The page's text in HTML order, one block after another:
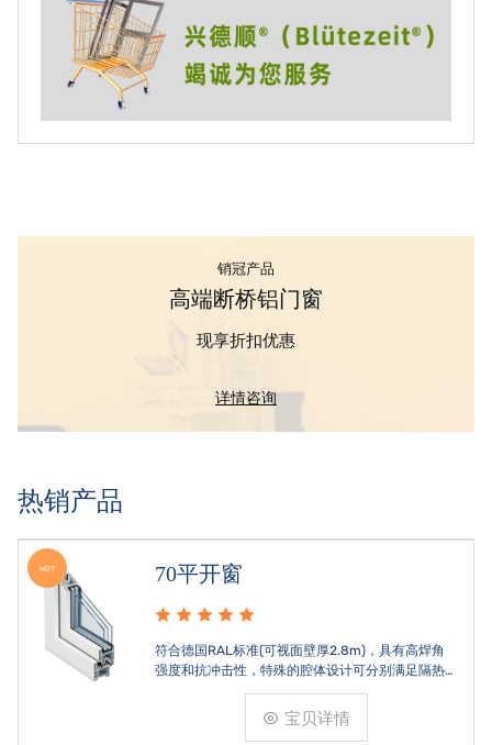
销冠产品
高端断桥铝门窗
现享折扣优惠
详情咨询
热销产品
HOT 70平开窗
符合德国RAL标准(可视面壁厚2.8m)，具有高焊角
强度和抗冲击性，特殊的腔体设计可分别满足隔热
和刚性的要求。
宝贝详情